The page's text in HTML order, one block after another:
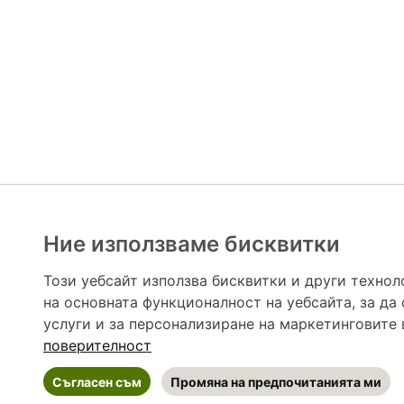
предназначена да служи само и единствено за
допълване на данните и за коригиране на
Ние използваме бисквитки
Този уебсайт използва бисквитки и други
на основната функционалност на уебсайта, за да
услуги и за персонализиране на
поверителност
Съгласен съм Промяна на предпочитанията ми